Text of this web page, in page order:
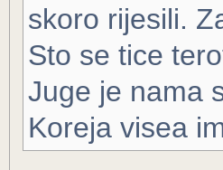
skoro rijesili.
Sto se tice
Juge je nama
Koreja visea